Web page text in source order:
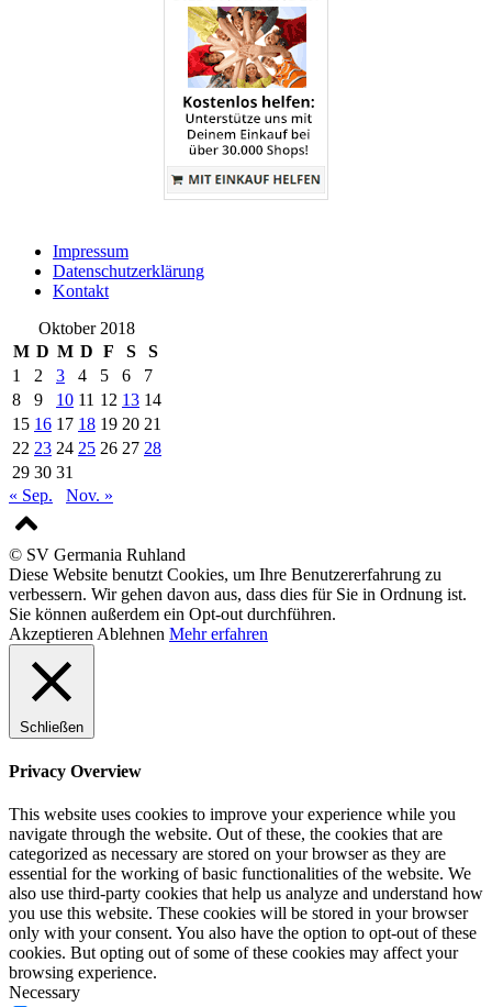
Impressum
Datenschutzerklärung
Kontakt
Oktober 2018
M D M D F S
S
1
2 3 4 5 6
7
8
9 10 11 12 13 14
15 16 17 18 19 20 21
22 23 24 25 26 27 28
29 30 31
« Sep.
Nov. »
© SV Germania Ruhland
Diese Website benutzt Cookies, um Ihre Benutzererfahrung zu
verbessern. Wir gehen davon aus, dass dies für Sie in Ordnung ist.
Sie können außerdem ein Opt-out durchführen.
Akzeptieren Ablehnen Mehr erfahren
Schließen
Privacy Overview
This website uses cookies to improve your experience while you
navigate through the website. Out of these, the cookies that are
categorized as necessary are stored on your browser as they are
essential for the working of basic functionalities of the website. We
also use third-party cookies that help us analyze and understand how
you use this website. These cookies will be stored in your browser
only with your consent. You also have the option to opt-out of these
cookies. But opting out of some of these cookies may affect your
browsing experience.
Necessary